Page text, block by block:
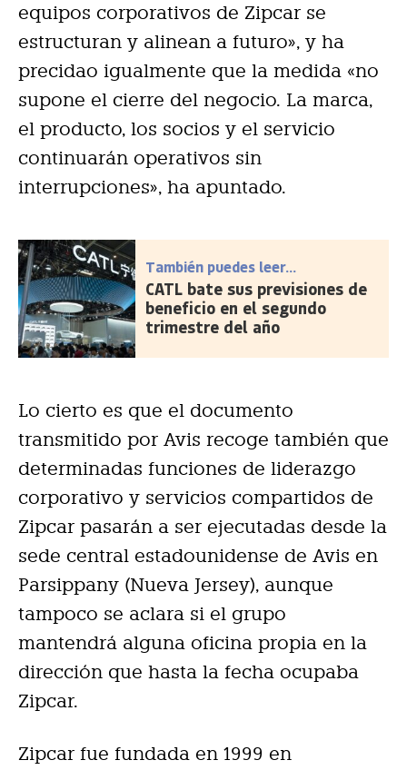
equipos corporativos de Zipcar se
estructuran y alinean a futuro», y ha
precidao igualmente que la medida «no
supone el cierre del negocio. La marca,
el producto, los socios y el servicio
continuarán operativos sin
interrupciones», ha apuntado.
También puedes leer...
CATL bate sus previsiones de
beneficio en el segundo
trimestre del año
Lo cierto es que el documento
transmitido por Avis recoge también que
determinadas funciones de liderazgo
corporativo y servicios compartidos de
Zipcar pasarán a ser ejecutadas desde la
sede central estadounidense de Avis en
Parsippany (Nueva Jersey), aunque
tampoco se aclara si el grupo
mantendrá alguna oficina propia en la
dirección que hasta la fecha ocupaba
Zipcar.
Zipcar fue fundada en 1999 en